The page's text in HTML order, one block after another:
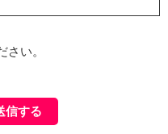
さい。